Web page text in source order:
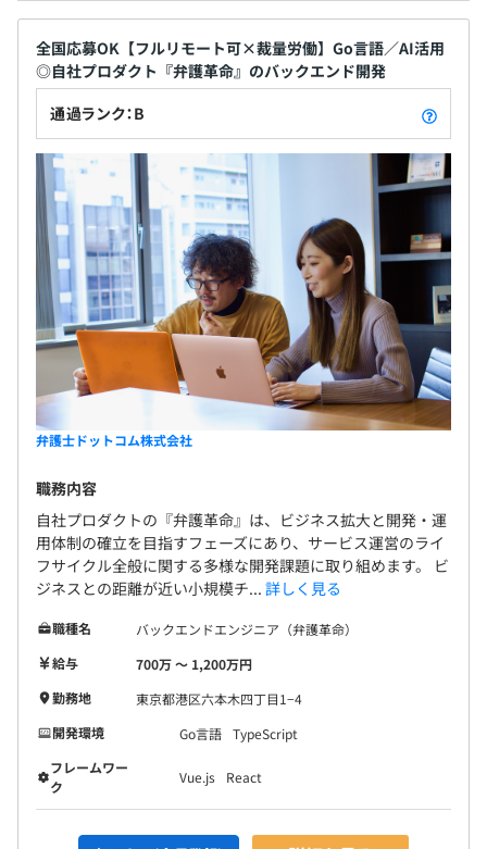
Terraform、Amazon ECS
社内で「エンジニア・デザイナー行動指針」というものを
掲げて共有をしております。
■いいものを最短距離で
・システムではなくサービスをつくる
・差別化ポイントに集中する
・無駄につくり込まない
・システム／プロセスを腐らせない
・複雑性に立ち向かう
・変えることを恐れない
■チームとして仕事する
・情報はオープンに
・非同期にやりとりする
・プロとして成果に貢献する
「ユーザーのことを考え、確かな技術力を持って、チーム
でサービスを開発できる人」を評価したいという文化があ
ります。
全国応募OK【フルリモート可×裁量労働】Go言語／AI活用
◎自社プロダクト『弁護革命』のバックエンド開発
通過ランク：B
弁護士ドットコム株式会社
職務内容
自社プロダクトの『弁護革命』は、ビジネス拡大と開発・運
用体制の確立を目指すフェーズにあり、サービス運営のライ
フサイクル全般に関する多様な開発課題に取り組めます。 ビ
ジネスとの距離が近い小規模チ... 詳しく見る
職種名
バックエンドエンジニア（弁護革命）
給与
700万 〜 1,200万円
勤務地
東京都港区六本木四丁目1−4
開発環境
Go言語 TypeScript
フレームワー
ク
Vue.js React